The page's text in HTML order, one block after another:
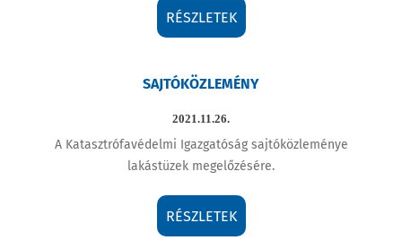
RÉSZLETEK
SAJTÓKÖZLEMÉNY
2021.11.26.
A Katasztrófavédelmi Igazgatóság sajtóközleménye
lakástüzek megelőzésére.
RÉSZLETEK